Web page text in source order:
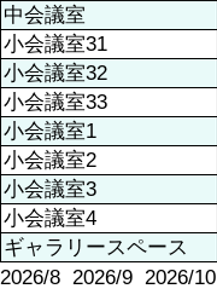
中会議室
小会議室31
小会議室32
小会議室33
小会議室1
小会議室2
小会議室3
小会議室4
ギャラリースペース
2026/8 2026/9 2026/10